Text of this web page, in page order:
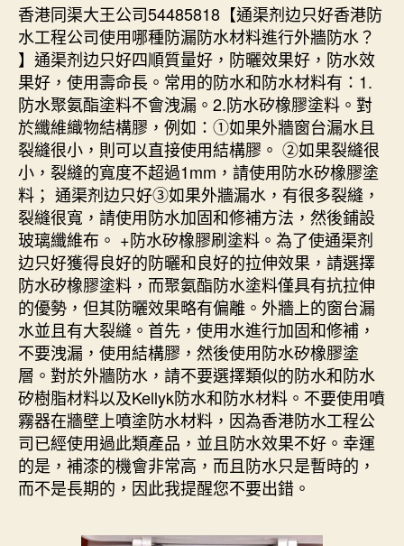
香港同渠大王公司54485818【通渠剂边只好香港防
水工程公司使用哪種防漏防水材料進行外牆防水？
】通渠剂边只好四順質量好，防曬效果好，防水效
果好，使用壽命長。常用的防水和防水材料有：1.
防水聚氨酯塗料不會洩漏。2.防水矽橡膠塗料。對
於纖維織物結構膠，例如：①如果外牆窗台漏水且
裂縫很小，則可以直接使用結構膠。 ②如果裂縫很
小，裂縫的寬度不超過1mm，請使用防水矽橡膠塗
料； 通渠剂边只好③如果外牆漏水，有很多裂縫，
裂縫很寬，請使用防水加固和修補方法，然後鋪設
玻璃纖維布。 +防水矽橡膠刷塗料。為了使通渠剂
边只好獲得良好的防曬和良好的拉伸效果，請選擇
防水矽橡膠塗料，而聚氨酯防水塗料僅具有抗拉伸
的優勢，但其防曬效果略有偏離。外牆上的窗台漏
水並且有大裂縫。首先，使用水進行加固和修補，
不要洩漏，使用結構膠，然後使用防水矽橡膠塗
層。對於外牆防水，請不要選擇類似的防水和防水
矽樹脂材料以及Kellyk防水和防水材料。不要使用噴
霧器在牆壁上噴塗防水材料，因為香港防水工程公
司已經使用過此類產品，並且防水效果不好。幸運
的是，補漆的機會非常高，而且防水只是暫時的，
而不是長期的，因此我提醒您不要出錯。